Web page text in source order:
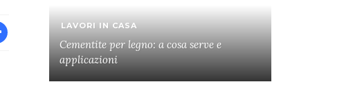
LAVORI IN CASA
Cementite per legno: a cosa serve e
applicazioni